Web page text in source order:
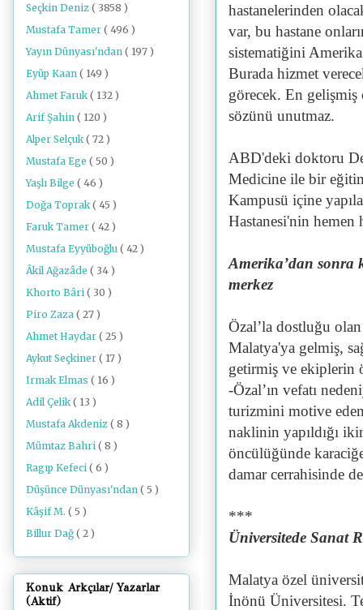
hastanelerinden
var, bu hastane
sistematiğini
Burada hizmet
görecek. En gelişmiş
sözünü unutmaz.
ABD'deki doktoru
Medicine ile bir
Kampusü içine
Hastanesi'nin hemen
Amerika’dan sonra
merkez
Özal’la dostluğu
Malatya'ya gelmiş,
getirmiş ve ekiplerin
-Özal’ın vefatı
turizmini motive
naklinin yapıldığı
öncülüğünde
damar cerrahisinde
***
Üniversitede Sanat
Malatya özel
İnönü Üniversitesi.
Seçkin Deniz ( 3858 )
Mustafa Tamer ( 496 )
Yayın Dünyası'ndan ( 197 )
Eyüp Kaan ( 149 )
Ahmet Faruk ( 132 )
Arif Şahin ( 120 )
Alper Selçuk ( 72 )
Mustafa Ege ( 50 )
Yaşlı Bilge ( 46 )
Doğa Toprak ( 45 )
Faruk Tamer ( 42 )
Mustafa Eyyüboğlu ( 42 )
Âkil Ağazâde ( 34 )
Khorto Bâri ( 30 )
Piro Zaza ( 27 )
Ahmet Haydar ( 25 )
Aykut Seçkiner ( 17 )
Irmak Elmas ( 16 )
Adil Çelik ( 13 )
Mustafa Akdeniz ( 8 )
Mümtaz Bahri ( 8 )
Ragıp Kefeci ( 6 )
Düşünce Dünyası'ndan ( 5 )
Kâşif M. ( 5 )
Billur Dağ ( 2 )
Konuk Arkçılar/ Yazarlar
(Aktif)